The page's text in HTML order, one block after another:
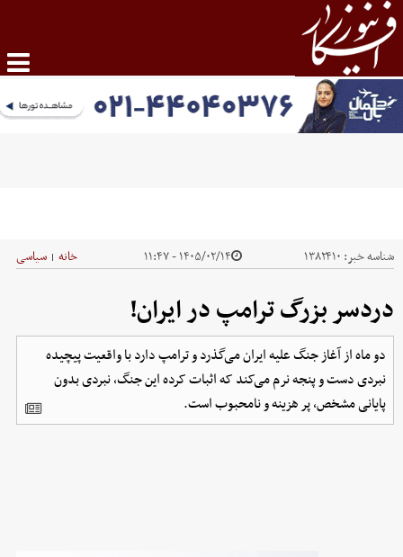
شناسه خبر: ۱۳۸۲۴۱۰ ۱۴۰۵/۰۲/۱۴ - ۱۱:۴۷ خانه | سیاسی
دردسر بزرگ ترامپ در ایران!
دو ماه از آغاز جنگ علیه ایران می‌گذرد و ترامپ دارد با واقعیت پیچیده
نبردی دست و پنجه نرم می‌کند که اثبات کرده این جنگ، نبردی بدون
پایانی مشخص، پر هزینه و نامحبوب است.